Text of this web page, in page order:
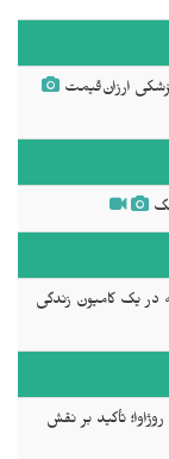
ارزان‌قیمت
در یک کامیون زندگی
تأکید بر نقش